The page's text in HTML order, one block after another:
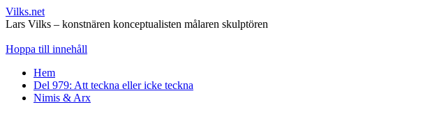
Vilks.net
Lars Vilks – konstnären konceptualisten målaren skulptören
Hoppa till innehåll
Hem
Del 979: Att teckna eller icke teckna
Nimis & Arx